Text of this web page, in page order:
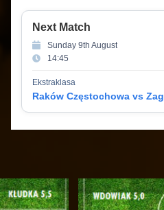
Next Match
Sunday 9th August
14:45
Ekstraklasa
Raków Częstochowa vs